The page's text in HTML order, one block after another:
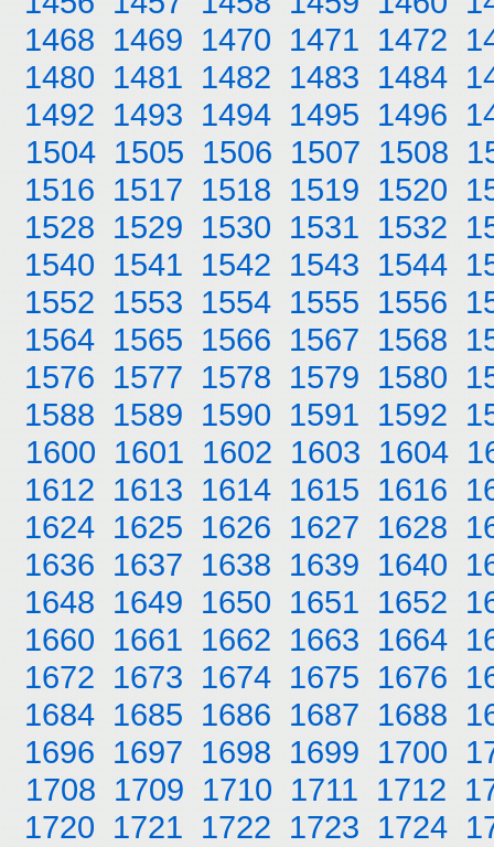
1468 1469 1470 1471 1472
1480 1481 1482 1483 1484
1492 1493 1494 1495 1496
1504 1505 1506 1507 1508
1516 1517 1518 1519 1520
1528 1529 1530 1531 1532
1540 1541 1542 1543 1544
1552 1553 1554 1555 1556
1564 1565 1566 1567 1568
1576 1577 1578 1579 1580
1588 1589 1590 1591 1592
1600 1601 1602 1603 1604
1612 1613 1614 1615 1616
1624 1625 1626 1627 1628
1636 1637 1638 1639 1640
1648 1649 1650 1651 1652
1660 1661 1662 1663 1664
1672 1673 1674 1675 1676
1684 1685 1686 1687 1688
1696 1697 1698 1699 1700
1708 1709 1710 1711 1712
1720 1721 1722 1723 1724